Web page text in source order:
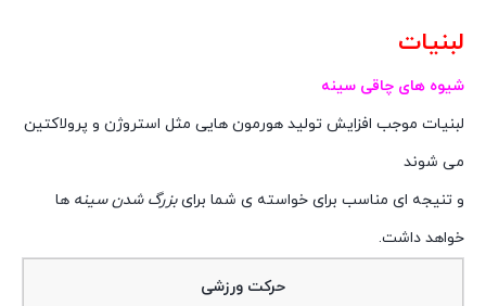
لبنیات
شیوه های چاقی سینه
لبنیات موجب افزایش تولید هورمون هایی مثل استروژن و پرولاکتین
می شوند
و تنیجه ای مناسب برای خواسته ی شما برایبزرگ شدن سینه ها
خواهد داشت.
حرکت ورزشی